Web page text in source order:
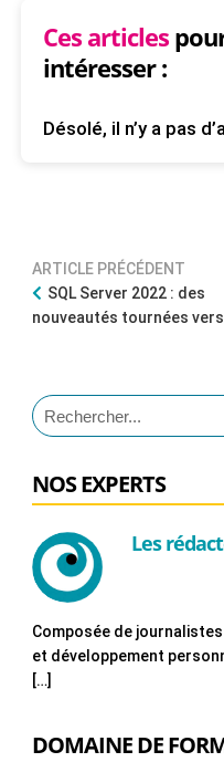
Ces articles
intéresser :
Désolé, il n’y a pas
ARTICLE PRÉCÉDENT
SQL Server 2022 : des
nouveautés tournées
NOS EXPERTS
Les
Composée de
et développement
[…]
DOMAINE DE